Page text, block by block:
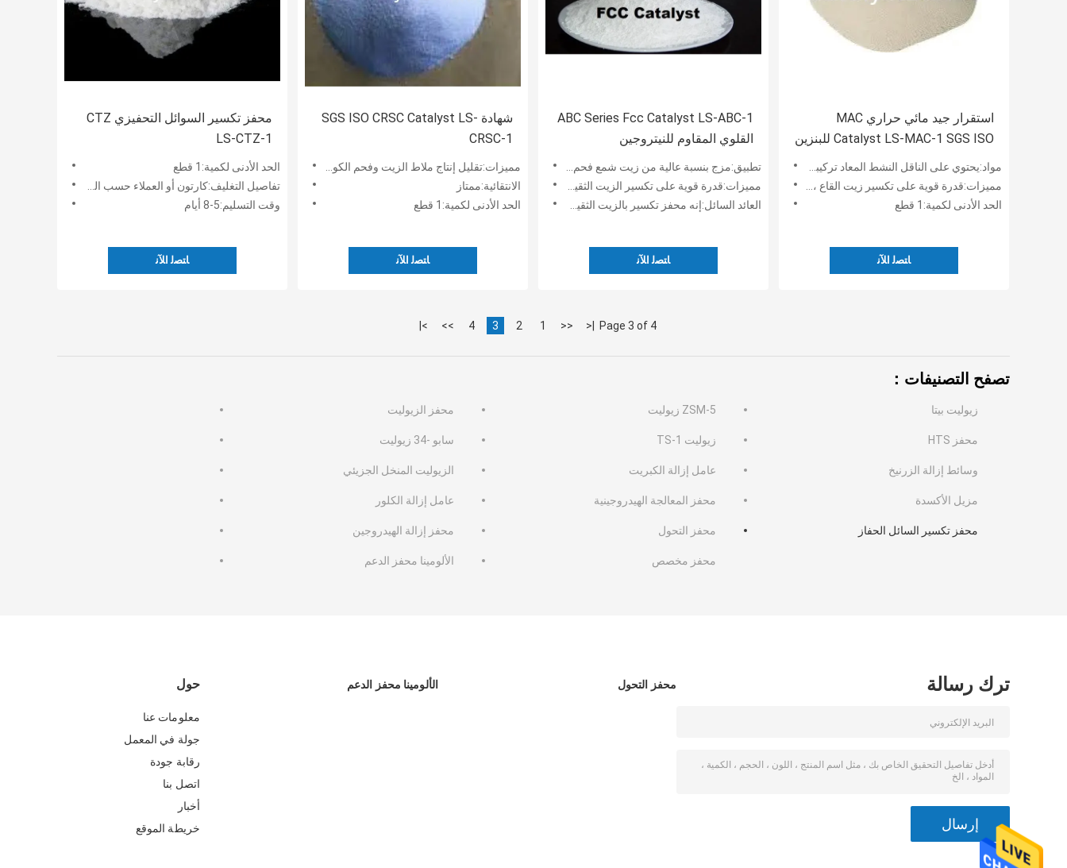
محفز تكسير السوائل التحفيزي CTZ
LS-CTZ-1
الحد الأدنى لكمية:1 قطع
تفاصيل التغليف:كارتون أو العملاء حسب الطلب
وقت التسليم:5-8 أيام
ﺎﺘﺼﻟ ﺍﻶﻧ
شهادة SGS ISO CRSC Catalyst LS-
CRSC-1
مميزات:تقليل إنتاج ملاط ​​الزيت وفحم الكوك
الانتقائية:ممتاز
الحد الأدنى لكمية:1 قطع
ﺎﺘﺼﻟ ﺍﻶﻧ
ABC Series Fcc Catalyst LS-ABC-1
القلوي المقاوم للنيتروجين
تطبيق:مزج بنسبة عالية من زيت شمع فحم الكوك وزيت مذيب منزوع الاسفلت.
مميزات:قدرة قوية على تكسير الزيت الثقيل ومقاومة النيتروجين القلوي
العائد السائل:إنه محفز تكسير بالزيت الثقيل مع إنتاجية سائلة عالية
ﺎﺘﺼﻟ ﺍﻶﻧ
استقرار جيد مائي حراري MAC
Catalyst LS-MAC-1 SGS ISO للبنزين
النظيف
مواد:يحتوي على الناقل النشط المعاد تركيبه المعدل والمنخل الجزيئي المحسن SOY-12
مميزات:قدرة قوية على تكسير زيت القاع ، واستقرار حراري مائي جيد ، ومقاومة ممتازة للمعادن الثقيلة ، ومناسبة ل
الحد الأدنى لكمية:1 قطع
ﺎﺘﺼﻟ ﺍﻶﻧ
Page 3 of 4
|<
<<
1
2
3
4
>>
>|
تصفح التصنيفات：
محفز الزيوليت ZSM-5 زيوليت زيوليت بيتا
سابو -34 زيوليت زيوليت TS-1 محفز HTS
الزيوليت المنخل الجزيئي عامل إزالة الكبريت وسائط إزالة الزرنيخ
عامل إزالة الكلور محفز المعالجة الهيدروجينية مزيل الأكسدة
محفز إزالة الهيدروجين محفز التحول محفز تكسير السائل الحفاز
الألومينا محفز الدعم محفز مخصص
حول
معلومات عنا
جولة في المعمل
رقابة جودة
اتصل بنا
أخبار
خريطة الموقع
الألومينا محفز الدعم محفز التحول ترك رسالة